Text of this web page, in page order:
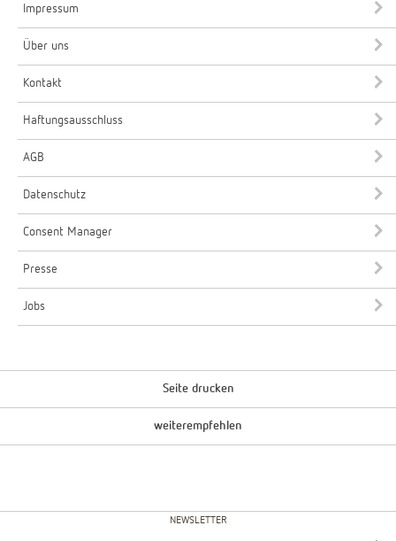
Impressum
Über uns
Kontakt
Haftungsausschluss
AGB
Datenschutz
Consent Manager
Presse
Jobs
Seite drucken
weiterempfehlen
NEWSLETTER